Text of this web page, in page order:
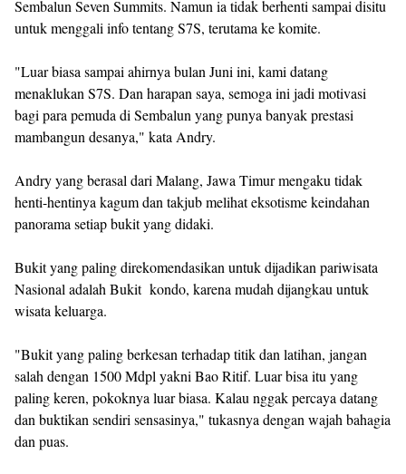
Sembalun Seven Summits. Namun ia tidak berhenti sampai disitu
untuk menggali info tentang S7S, terutama ke komite.
"Luar biasa sampai ahirnya bulan Juni ini, kami datang
menaklukan S7S. Dan harapan saya, semoga ini jadi motivasi
bagi para pemuda di Sembalun yang punya banyak prestasi
mambangun desanya," kata Andry.
Andry yang berasal dari Malang, Jawa Timur mengaku tidak
henti-hentinya kagum dan takjub melihat eksotisme keindahan
panorama setiap bukit yang didaki.
Bukit yang paling direkomendasikan untuk dijadikan pariwisata
Nasional adalah Bukit kondo, karena mudah dijangkau untuk
wisata keluarga.
"Bukit yang paling berkesan terhadap titik dan latihan, jangan
salah dengan 1500 Mdpl yakni Bao Ritif. Luar bisa itu yang
paling keren, pokoknya luar biasa. Kalau nggak percaya datang
dan buktikan sendiri sensasinya," tukasnya dengan wajah bahagia
dan puas.